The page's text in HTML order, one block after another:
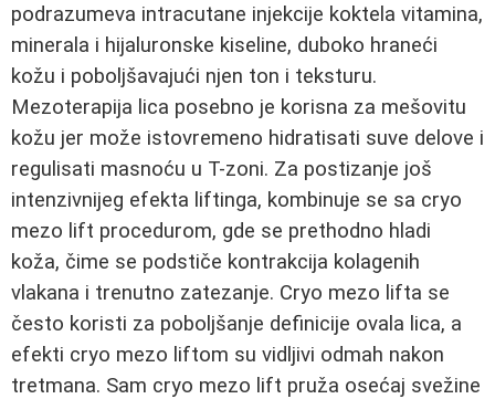
podrazumeva intracutane injekcije koktela vitamina,
minerala i hijaluronske kiseline, duboko hraneći
kožu i poboljšavajući njen ton i teksturu.
Mezoterapija lica posebno je korisna za mešovitu
kožu jer može istovremeno hidratisati suve delove i
regulisati masnoću u T-zoni. Za postizanje još
intenzivnijeg efekta liftinga, kombinuje se sa cryo
mezo lift procedurom, gde se prethodno hladi
koža, čime se podstiče kontrakcija kolagenih
vlakana i trenutno zatezanje. Cryo mezo lifta se
često koristi za poboljšanje definicije ovala lica, a
efekti cryo mezo liftom su vidljivi odmah nakon
tretmana. Sam cryo mezo lift pruža osećaj svežine